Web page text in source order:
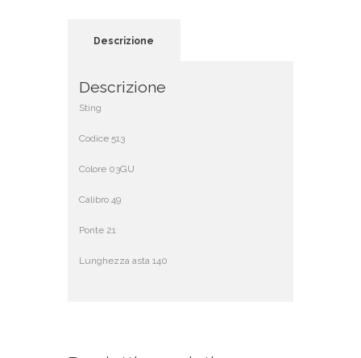
Descrizione
Descrizione
Sting
Codice 513
Colore 03GU
Calibro 49
Ponte 21
Lunghezza asta 140